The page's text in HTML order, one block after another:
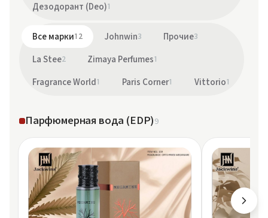
Дезодорант (Deo)1
Все марки12 Johnwin3 Прочие3
La Stee2 Zimaya Perfumes1
Fragrance World 1 Paris Corner1 Vittorio1
Парфюмерная вода (EDP)9